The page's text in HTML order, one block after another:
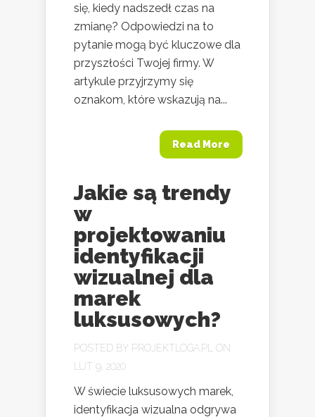
się, kiedy nadszedł czas na
zmianę? Odpowiedzi na to
pytanie mogą być kluczowe dla
przyszłości Twojej firmy. W
artykule przyjrzymy się
oznakom, które wskazują na...
Read More
Jakie są trendy
w
projektowaniu
identyfikacji
wizualnej dla
marek
luksusowych?
POSTED BY PROJEKTLOGA.PL
ON
LUT 9, 2020
W świecie luksusowych marek,
identyfikacja wizualna odgrywa